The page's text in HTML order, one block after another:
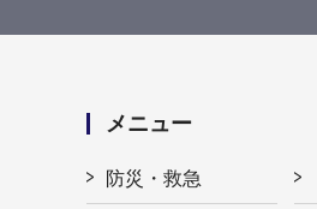
メニュー
防災・救急